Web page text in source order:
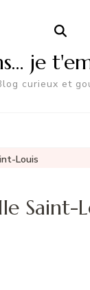
je
curieux et
Louis
Saint-